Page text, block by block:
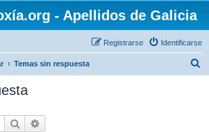
- Apellidos de Galicia
Identificarse
Registrarse
Temas sin respuesta
Buscar